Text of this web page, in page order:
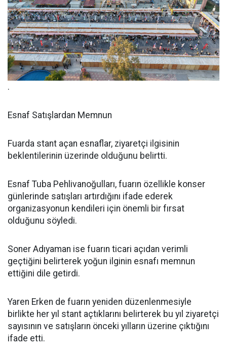
.
Esnaf Satışlardan Memnun
Fuarda stant açan esnaflar, ziyaretçi ilgisinin
beklentilerinin üzerinde olduğunu belirtti.
Esnaf Tuba Pehlivanoğulları, fuarın özellikle konser
günlerinde satışları artırdığını ifade ederek
organizasyonun kendileri için önemli bir fırsat
olduğunu söyledi.
Soner Adıyaman ise fuarın ticari açıdan verimli
geçtiğini belirterek yoğun ilginin esnafı memnun
ettiğini dile getirdi.
Yaren Erken de fuarın yeniden düzenlenmesiyle
birlikte her yıl stant açtıklarını belirterek bu yıl ziyaretçi
sayısının ve satışların önceki yılların üzerine çıktığını
ifade etti.